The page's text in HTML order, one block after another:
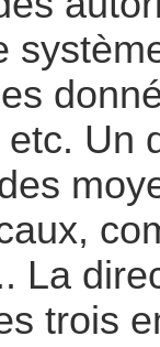
Un
La
trois